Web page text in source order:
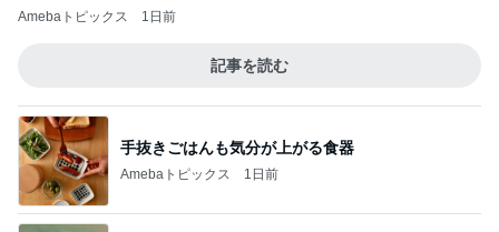
Amebaトピックス 1日前
記事を読む
手抜きごはんも気分が上がる食器
Amebaトピックス 1日前